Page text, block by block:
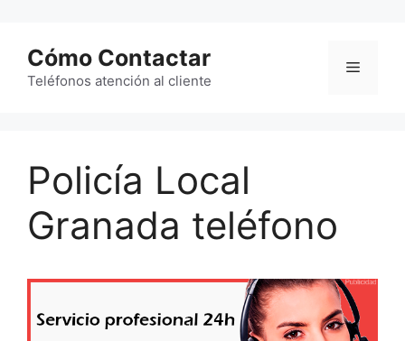
contenido
Cómo Contactar
Teléfonos atención al cliente
Menú
Policía Local
Granada teléfono